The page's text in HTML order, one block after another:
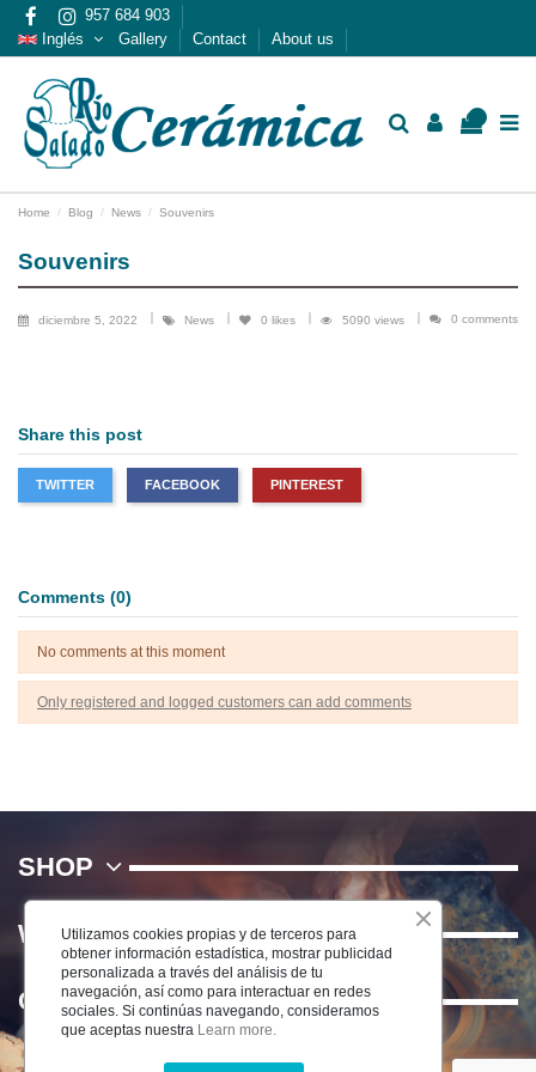
957 684 903
Inglés
Gallery Contact About us
Home Blog News Souvenirs
Souvenirs
diciembre 5, 2022 News 0 likes 5090 views 0 comments
Share this post
TWITTER FACEBOOK PINTEREST
Comments (0)
No comments at this moment
Only registered and logged customers can add comments
SHOP
WE
Contact us
Utilizamos cookies propias y de terceros para
obtener información estadística, mostrar publicidad
personalizada a través del análisis de tu
navegación, así como para interactuar en redes
sociales. Si continúas navegando, consideramos
que aceptas nuestra Learn more.